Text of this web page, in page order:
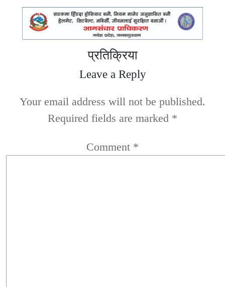
प्रतिक्रिया
Leave a Reply
Your email address will not be published.
Required fields are marked *
Comment *